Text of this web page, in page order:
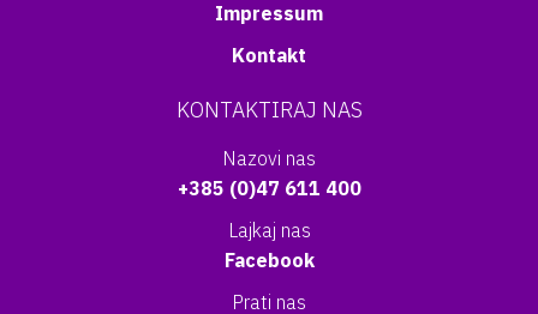
Impressum
Kontakt
KONTAKTIRAJ NAS
Nazovi nas
+385 (0)47 611 400
Lajkaj nas
Facebook
Prati nas